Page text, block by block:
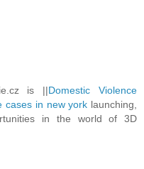
is ||Domestic Violence
cases in new york launching,
in the world of 3D